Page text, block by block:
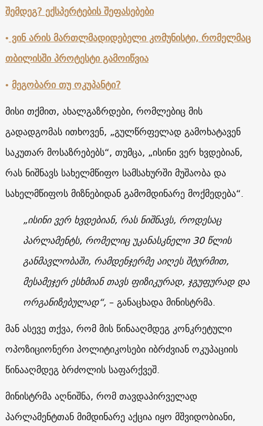
შემდეგ? ექსპერტების შეფასებები
•ვინ არის მართლმადიდებელი კომუნისტი, რომელმაც
თბილისში პროტესტი გამოიწვია
• მეგობარი თუ ოკუპანტი?
მისი თქმით, ახალგაზრდები, რომლებიც მის
გადადგომას ითხოვენ, „გულწრფელად გამოხატავენ
საკუთარ მოსაზრებებს“, თუმცა, „ისინი ვერ ხვდებიან,
რას ნიშნავს სახელმწიფო სამსახურში მუშაობა და
სახელმწიფოს მიზნებიდან გამომდინარე მოქმედება“.
„ისინი ვერ ხვდებიან, რას ნიშნავს, როდესაც
პარლამენტს, რომელიც უკანასკნელი 30 წლის
განმავლობაში, რამდენჯერმე აიღეს შტურმით,
მესამეჯერ ესხმიან თავს ფიზიკურად, ჯგუფურად და
ორგანიზებულად“, – განაცხადა მინისტრმა.
მან ასევე თქვა, რომ მის წინააღმდეგ კონკრეტული
ოპოზიციონერი პოლიტიკოსები იბრძვიან ოკუპაციის
წინააღმდეგ ბრძოლის საფარქვეშ.
მინისტრმა აღნიშნა, რომ თავდაპირველად
პარლამენტთან მიმდინარე აქცია იყო მშვიდობიანი,